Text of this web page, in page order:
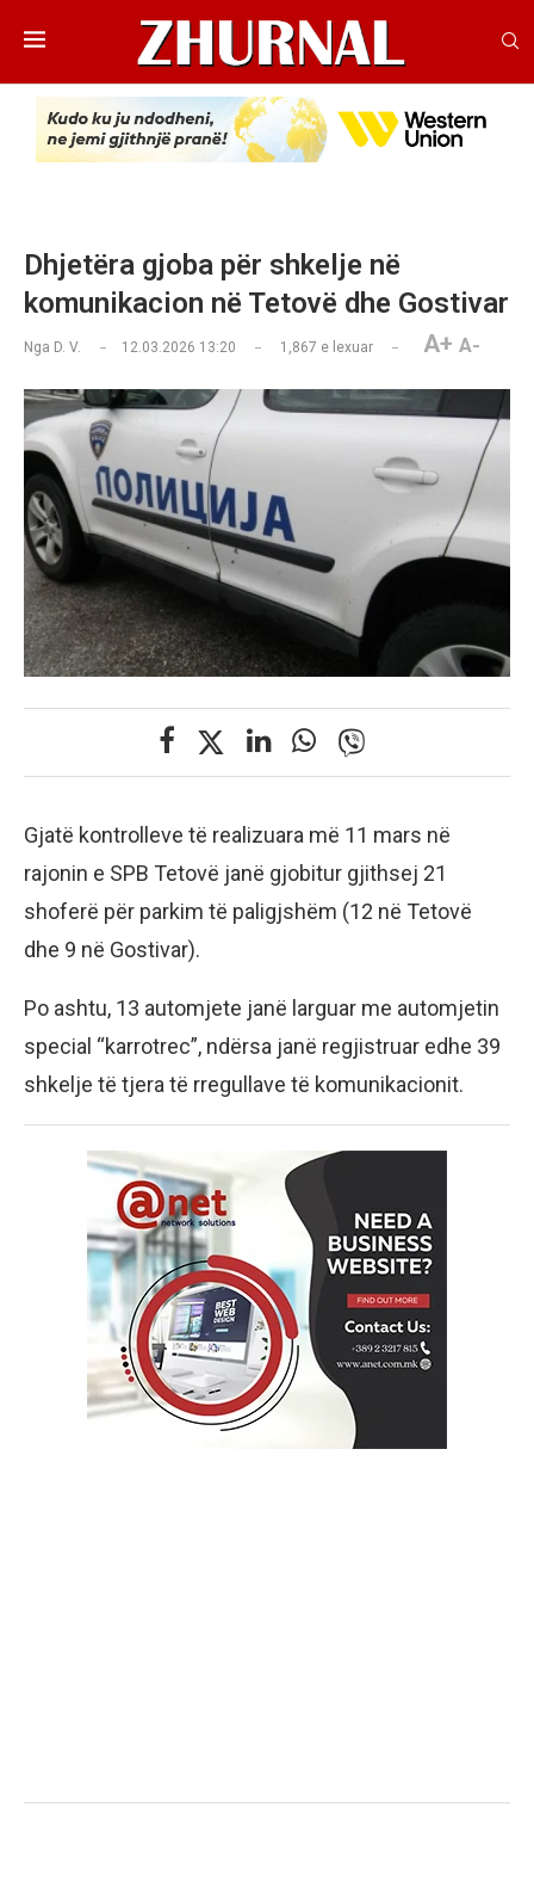
Dhjetëra gjoba për shkelje në
komunikacion në Tetovë dhe Gostivar
Nga D. V. 12.03.2026 13:20 1,867 e lexuar A+ A-
Gjatë kontrolleve të realizuara më 11 mars në
rajonin e SPB Tetovë janë gjobitur gjithsej 21
shoferë për parkim të paligjshëm (12 në Tetovë
dhe 9 në Gostivar).
Po ashtu, 13 automjete janë larguar me automjetin
special “karrotrec”, ndërsa janë regjistruar edhe 39
shkelje të tjera të rregullave të komunikacionit.